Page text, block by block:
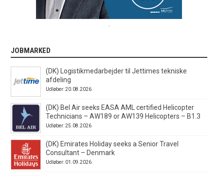
.
JOBMARKED
(DK) Logistikmedarbejder til Jettimes tekniske
afdeling
Udløber: 20.08.2026
(DK) Bel Air seeks EASA AML certified Helicopter
Technicians – AW189 or AW139 Helicopters – B1.3
Udløber: 25.08.2026
(DK) Emirates Holiday seeks a Senior Travel
Consultant – Denmark
Udløber: 01.09.2026